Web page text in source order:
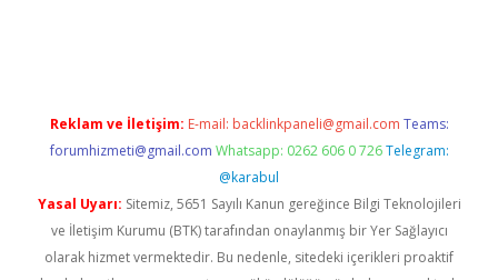
Reklam ve İletişim: E-mail: backlinkpaneli@gmail.com Teams:
forumhizmeti@gmail.com Whatsapp: 0262 606 0 726 Telegram:
@karabul
Yasal Uyarı: Sitemiz, 5651 Sayılı Kanun gereğince Bilgi Teknolojileri
ve İletişim Kurumu (BTK) tarafından onaylanmış bir Yer Sağlayıcı
olarak hizmet vermektedir. Bu nedenle, sitedeki içerikleri proaktif